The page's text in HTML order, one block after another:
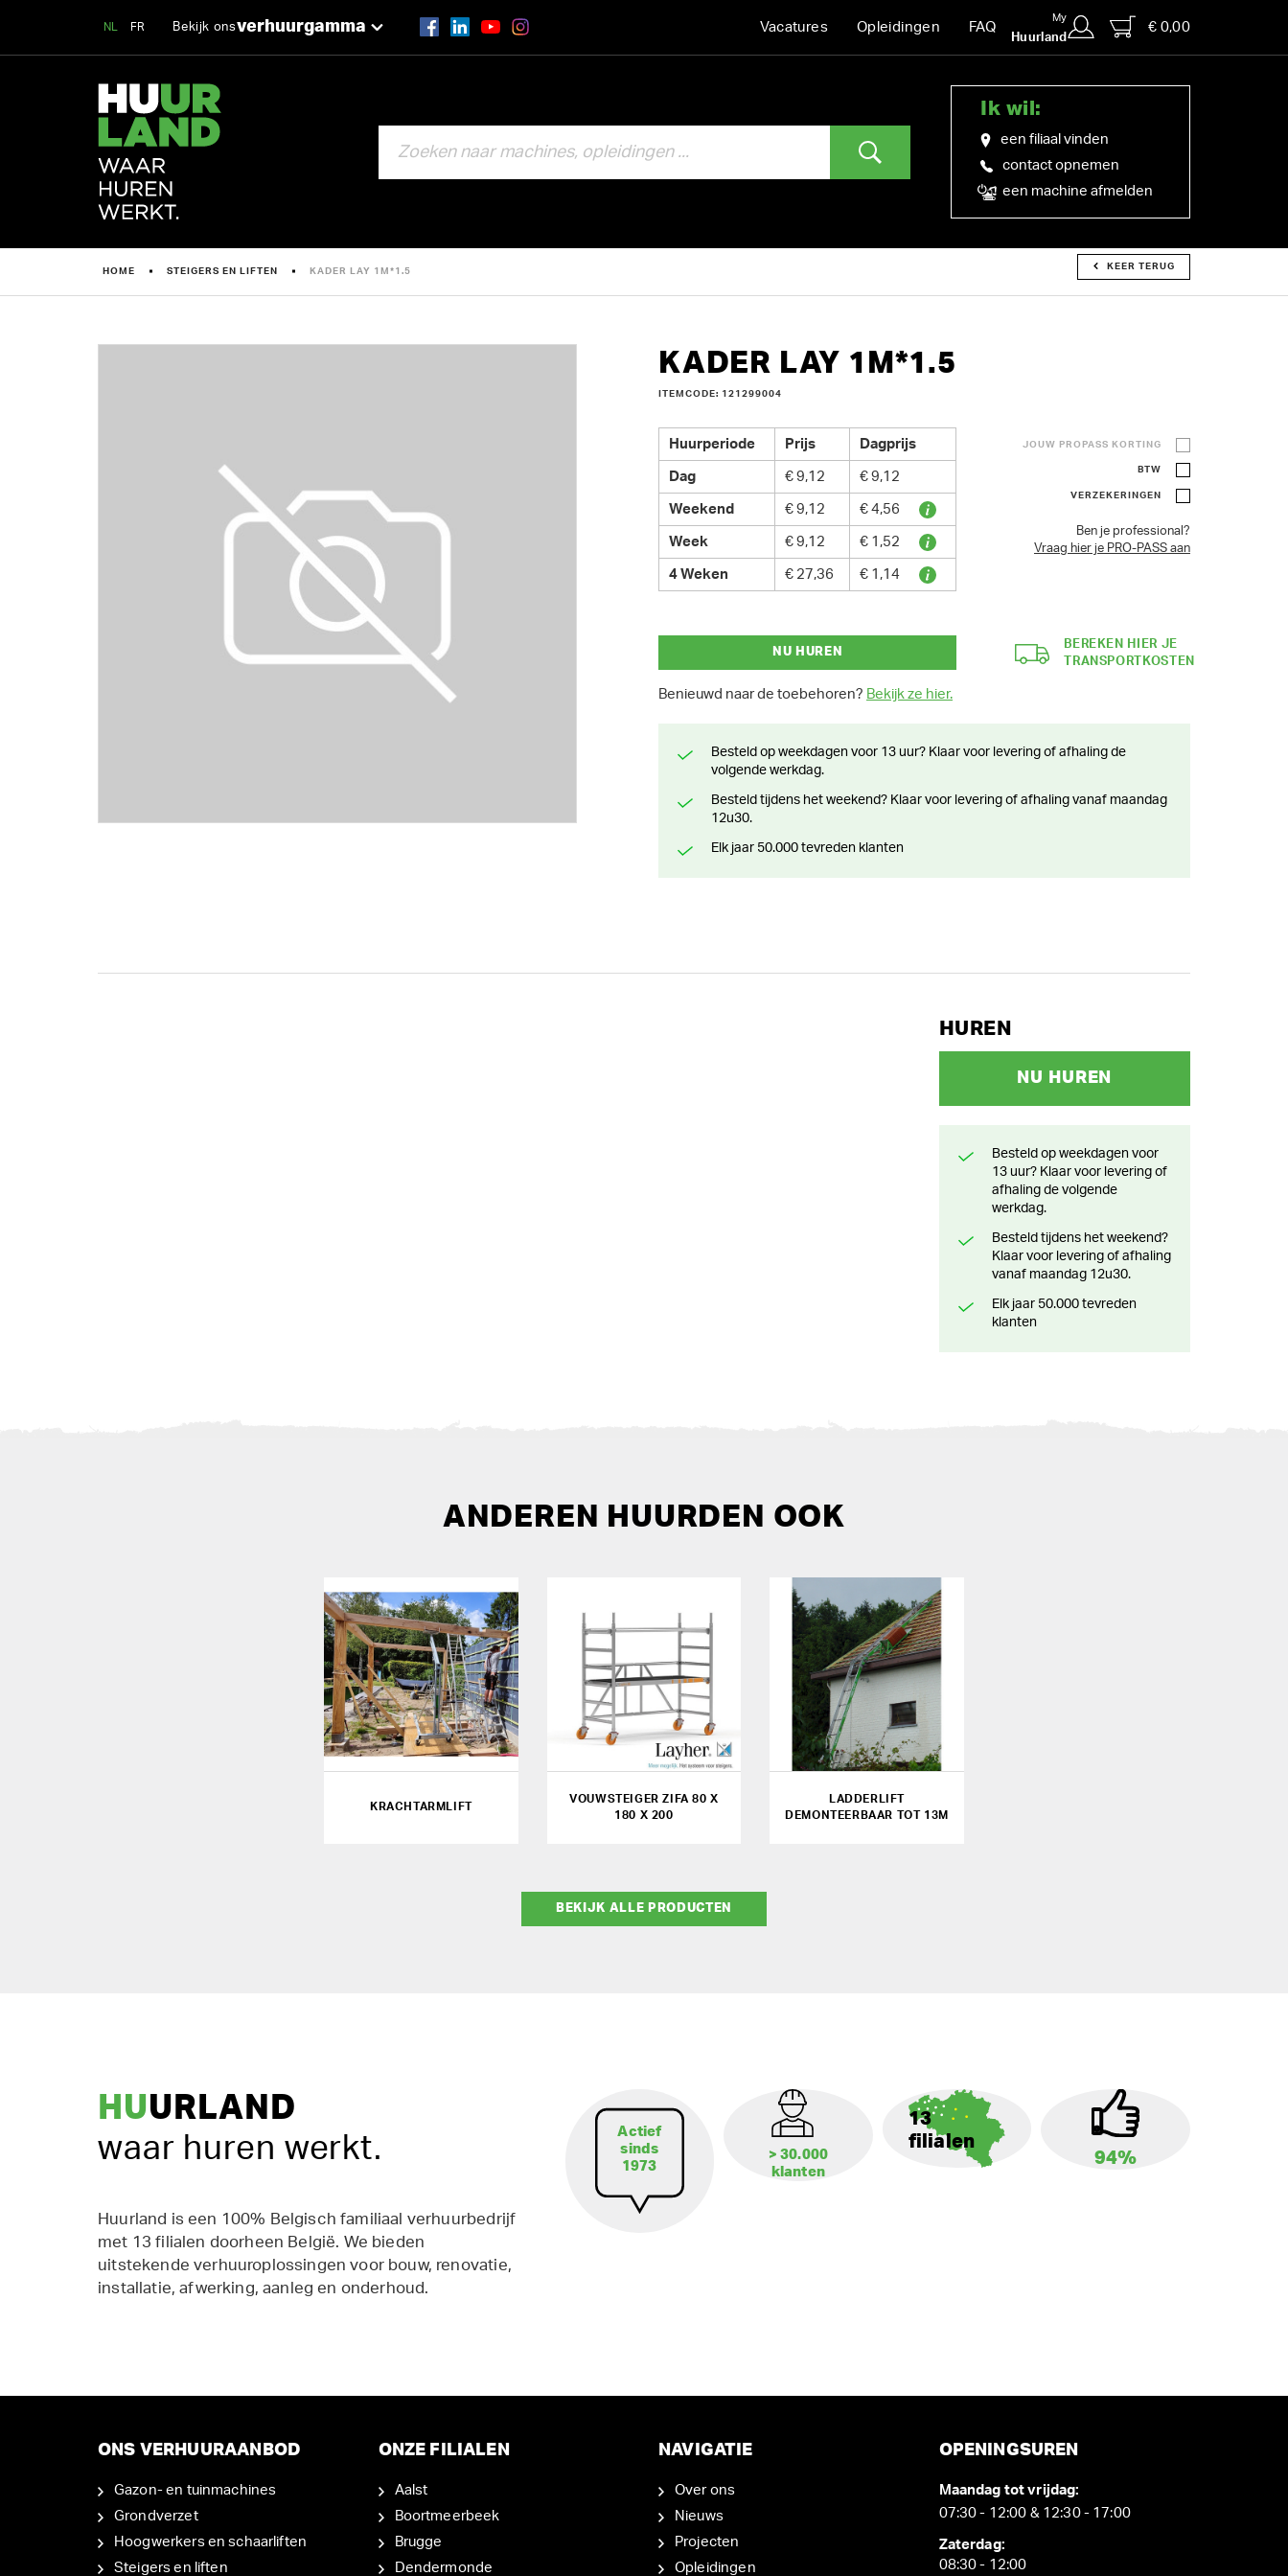
NL FR Bekijk onsverhuurgamma Vacatures Opleidingen FAQ
My
Huurland
€ 0,00
Ik wil:
een filiaal vinden
contact opnemen
een machine afmelden
HOME STEIGERS EN LIFTEN KADER LAY 1M*1.5 KEER TERUG
KADER LAY 1M*1.5
ITEMCODE: 121299004
Huurperiode Prijs Dagprijs
Dag € 9,12 € 9,12
Weekend € 9,12 € 4,56
Week € 9,12 € 1,52
4 Weken € 27,36 € 1,14
JOUW PROPASS KORTING
BTW
VERZEKERINGEN
Ben je professional?
Vraag hier je PRO-PASS aan
NU HUREN
Benieuwd naar de toebehoren? Bekijk ze hier.
BEREKEN HIER JE
TRANSPORTKOSTEN
Besteld op weekdagen voor 13 uur? Klaar voor levering of afhaling de
volgende werkdag.
Besteld tijdens het weekend? Klaar voor levering of afhaling vanaf maandag
12u30.
Elk jaar 50.000 tevreden klanten
HUREN
NU HUREN
Besteld op weekdagen voor
13 uur? Klaar voor levering of
afhaling de volgende
werkdag.
Besteld tijdens het weekend?
Klaar voor levering of afhaling
vanaf maandag 12u30.
Elk jaar 50.000 tevreden
klanten
ANDEREN HUURDEN OOK
KRACHTARMLIFT
VOUWSTEIGER ZIFA 80 X
180 X 200
LADDERLIFT
DEMONTEERBAAR TOT 13M
BEKIJK ALLE PRODUCTEN
HUURLAND
waar huren werkt.
Huurland is een 100% Belgisch familiaal verhuurbedrijf
met 13 filialen doorheen België. We bieden
uitstekende verhuuroplossingen voor bouw, renovatie,
installatie, afwerking, aanleg en onderhoud.
Actief
sinds
1973
> 30.000
klanten
13
filialen
94%
ONS VERHUURAANBOD
Gazon- en tuinmachines
Grondverzet
Hoogwerkers en schaarliften
Steigers en liften
ONZE FILIALEN
Aalst
Boortmeerbeek
Brugge
Dendermonde
NAVIGATIE
Over ons
Nieuws
Projecten
Opleidingen
OPENINGSUREN
Maandag tot vrijdag:
07:30 - 12:00 & 12:30 - 17:00
Zaterdag:
08:30 - 12:00